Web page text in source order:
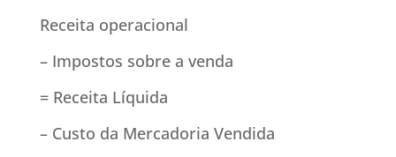
Receita operacional
– Impostos sobre a venda
= Receita Líquida
– Custo da Mercadoria Vendida